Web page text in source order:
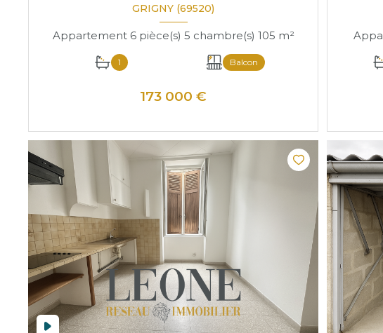
GRIGNY (69520)
Appartement 6 pièce(s) 5 chambre(s) 105 m²
1 Balcon
173 000 €